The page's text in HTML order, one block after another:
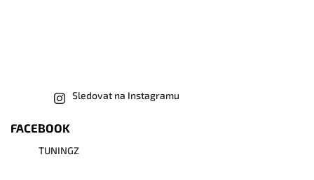
Sledovat na Instagramu
FACEBOOK
TUNINGZ